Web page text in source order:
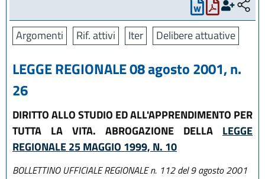
Argomenti Rif. attivi Iter Delibere attuative
LEGGE REGIONALE 08 agosto 2001, n.
26
DIRITTO ALLO STUDIO ED ALL'APPRENDIMENTO PER
TUTTA LA VITA. ABROGAZIONE DELLA LEGGE
REGIONALE 25 MAGGIO 1999, N. 10
BOLLETTINO UFFICIALE REGIONALE n. 112 del 9 agosto 2001